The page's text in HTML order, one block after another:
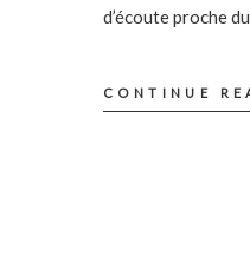
d’écoute proche
CONTINUE